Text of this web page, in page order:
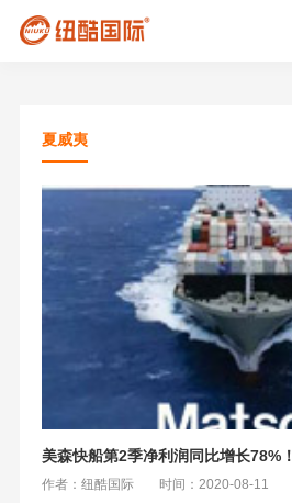
夏威夷
美森快船第2季净利润同比增长78%！
作者：纽酷国际 时间：2020-08-11